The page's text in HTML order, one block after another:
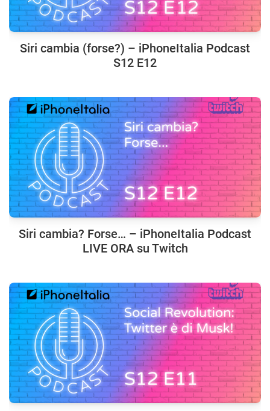
Siri cambia (forse?) – iPhoneItalia Podcast
S12 E12
Siri cambia? Forse… – iPhoneItalia Podcast
LIVE ORA su Twitch